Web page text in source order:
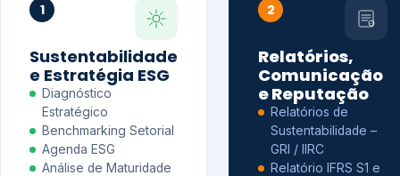
1
Sustentabilidade
e Estratégia ESG
Diagnóstico
Estratégico
Benchmarking Setorial
Agenda ESG
Análise de Maturidade
2
Relatórios,
Comunicação
e Reputação
Relatórios de
Sustentabilidade –
GRI / IIRC
Relatório IFRS S1 e